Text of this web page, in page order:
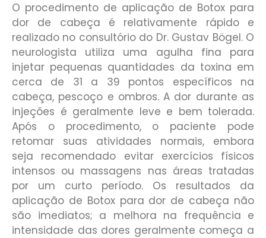
O procedimento de aplicação de Botox para
dor de cabeça é relativamente rápido e
realizado no consultório do Dr. Gustav Bögel. O
neurologista utiliza uma agulha fina para
injetar pequenas quantidades da toxina em
cerca de 31 a 39 pontos específicos na
cabeça, pescoço e ombros. A dor durante as
injeções é geralmente leve e bem tolerada.
Após o procedimento, o paciente pode
retomar suas atividades normais, embora
seja recomendado evitar exercícios físicos
intensos ou massagens nas áreas tratadas
por um curto período. Os resultados da
aplicação de Botox para dor de cabeça não
são imediatos; a melhora na frequência e
intensidade das dores geralmente começa a